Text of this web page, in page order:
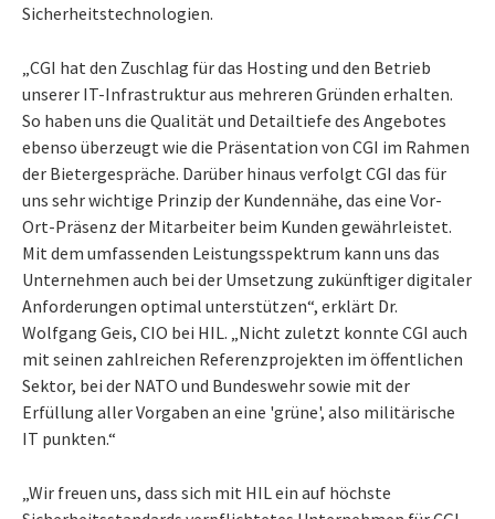
Sicherheitstechnologien.
„CGI hat den Zuschlag für das Hosting und den Betrieb
unserer IT-Infrastruktur aus mehreren Gründen erhalten.
So haben uns die Qualität und Detailtiefe des Angebotes
ebenso überzeugt wie die Präsentation von CGI im Rahmen
der Bietergespräche. Darüber hinaus verfolgt CGI das für
uns sehr wichtige Prinzip der Kundennähe, das eine Vor-
Ort-Präsenz der Mitarbeiter beim Kunden gewährleistet.
Mit dem umfassenden Leistungsspektrum kann uns das
Unternehmen auch bei der Umsetzung zukünftiger digitaler
Anforderungen optimal unterstützen“, erklärt Dr.
Wolfgang Geis, CIO bei HIL. „Nicht zuletzt konnte CGI auch
mit seinen zahlreichen Referenzprojekten im öffentlichen
Sektor, bei der NATO und Bundeswehr sowie mit der
Erfüllung aller Vorgaben an eine 'grüne', also militärische
IT punkten.“
„Wir freuen uns, dass sich mit HIL ein auf höchste